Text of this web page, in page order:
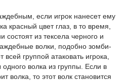
если игрок нанесет ему
красный цвет глаз, в то время,
состоят из тексела черного и
волки, подобно зомби-
группой атаковать игрока,
волка из группы. Если в
волка, то этот волк становится